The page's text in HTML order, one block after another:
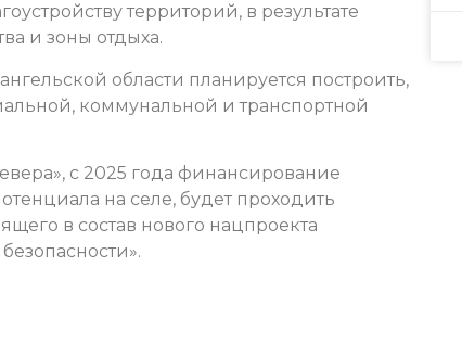
территорий, в результате
и зоны отдыха.
области планируется построить,
коммунальной и транспортной
с 2025 года финансирование
на селе, будет проходить
в состав нового нацпроекта